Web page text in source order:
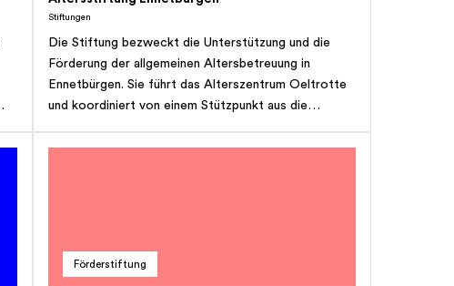
Stiftungen
Die Stiftung bezweckt die Unterstützung und die
Förderung der allgemeinen Altersbetreuung in
Ennetbürgen. Sie führt das Alterszentrum Oeltrotte
und koordiniert von einem Stützpunkt aus die
Bereich und im Rahmen von Hilfestellungen.
Politischen Gemeinde Ennetbürgen im Rahmen einer
Leistungsvereinbarung weitere Aufgaben im
Förderstiftung